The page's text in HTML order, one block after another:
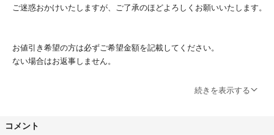
ご迷惑おかけいたしますが、ご了承のほどよろしくお願いいたします。
お値引き希望の方は必ずご希望金額を記載してください。
ない場合はお返事しません。
予告なく出品を取り消す場合がございますので、ご希望のお品はなるべ
続きを表示する
コメント